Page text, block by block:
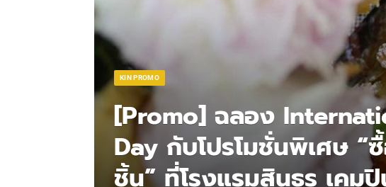
KIN PROMO
[Promo] ฉลอง
Day กับโปรโมชั่นพิเศษ
ชิ้น” ที่โรงแรมสินธร เคม